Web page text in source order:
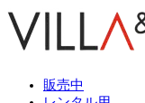
販売中